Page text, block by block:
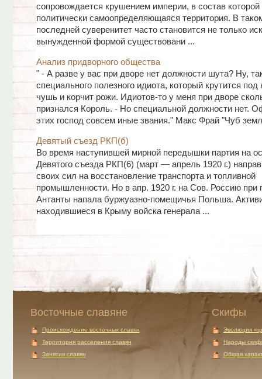
сопровождается крушением империи, в состав
политически самоопределяющаяся территория. В
последней суверенитет часто становится не только
вынужденной формой существовани ...
Анализ придворного общества
" - А разве у вас при дворе нет должности шута? Ну,
специального полезного идиота, который крутится под
чушь и корчит рожи. Идиотов-то у меня при дворе
признался Король. - Но специальной должности нет.
этих господ совсем иные звания." Макс Фрай "Чуб
Девятый съезд РКП(б)
Во время наступившей мирной передышки партия на
Девятого съезда РКП(6) (март — апрель 1920 г.)
своих сил на восстановление транспорта и топливной
промышленности. Но в апр. 1920 г. на Сов. Россию при
Антанты напала буржуазно-помещичья Польша.
находившиеся в Крыму войска генерала ...
Восточные славяне
Происхождение восточных славян
Территория расселения славян
Занятия славян
Скифы
Эволюция
Народы
Общая